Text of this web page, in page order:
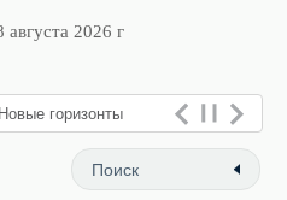
августа 2026 г
горизонты
в Москве